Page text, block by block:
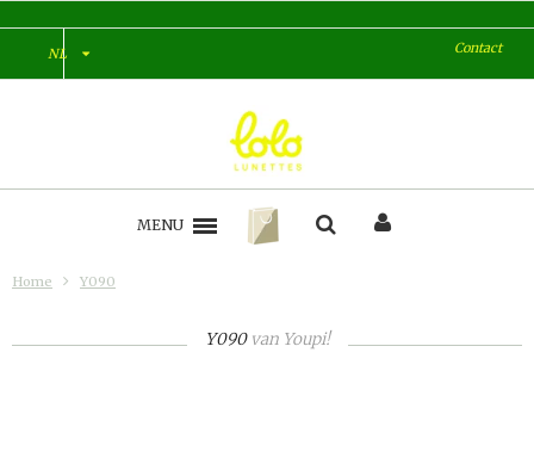
NL Contact
MENU
Home Y090
Y090 van Youpi!